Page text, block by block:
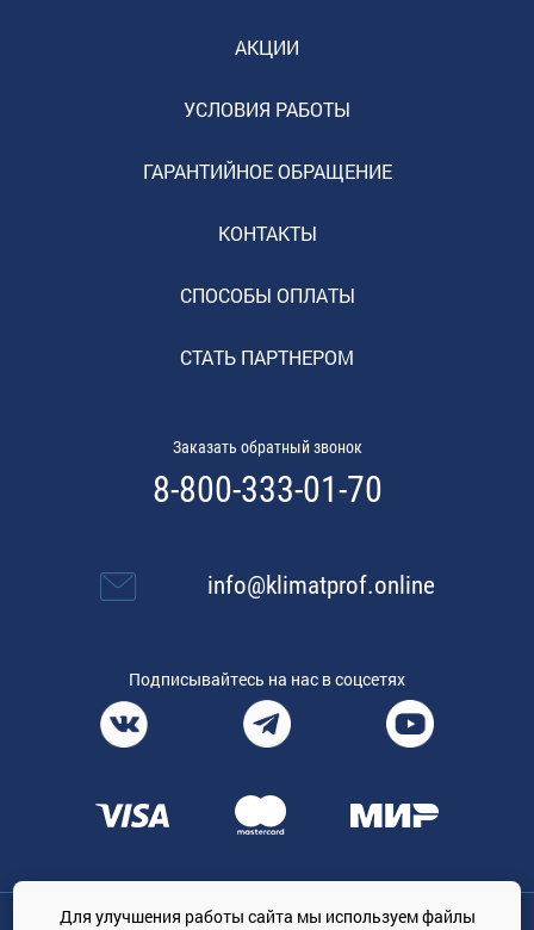
АКЦИИ
УСЛОВИЯ РАБОТЫ
ГАРАНТИЙНОЕ ОБРАЩЕНИЕ
КОНТАКТЫ
СПОСОБЫ ОПЛАТЫ
СТАТЬ ПАРТНЕРОМ
Заказать обратный звонок
8-800-333-01-70
info@klimatprof.online
Подписывайтесь на нас в соцсетях
Для улучшения работы сайта мы используем файлы